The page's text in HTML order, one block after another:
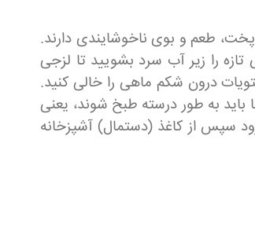
پس از پخت، طعم و بوی ناخوشایندی دارند.
و نه ماهی های کوچک که تیغ زیادی دارند. 2 عدد ماهی قزل آلای تازه را زیر آب سرد بشویید تا لزجی
درون شکم ماهی را خالی کنید.
باید به طور درسته طبخ شوند، یعنی
سپس از کاغذ (دستمال) آشپزخانه